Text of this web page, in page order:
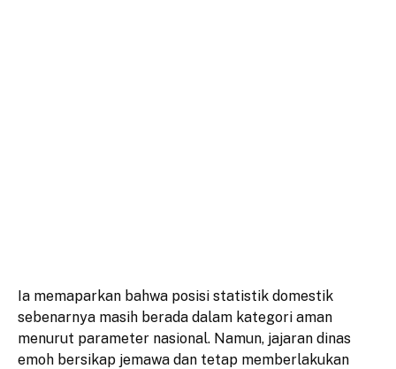
​Ia memaparkan bahwa posisi statistik domestik
sebenarnya masih berada dalam kategori aman
menurut parameter nasional. Namun, jajaran dinas
emoh bersikap jemawa dan tetap memberlakukan